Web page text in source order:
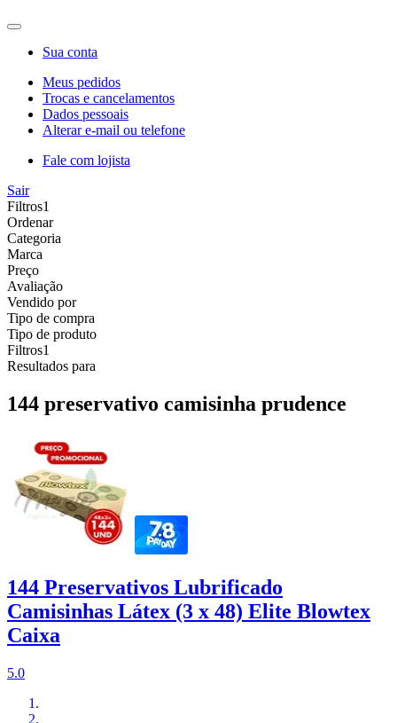
Sua conta
Meus pedidos
Trocas e cancelamentos
Dados pessoais
Alterar e-mail ou telefone
Fale com lojista
Sair
Filtros1
Ordenar
Categoria
Marca
Preço
Avaliação
Vendido por
Tipo de compra
Tipo de produto
Filtros1
Resultados para
144 preservativo camisinha prudence
144 Preservativos Lubrificado
Camisinhas Látex (3 x 48) Elite Blowtex
Caixa
5.0